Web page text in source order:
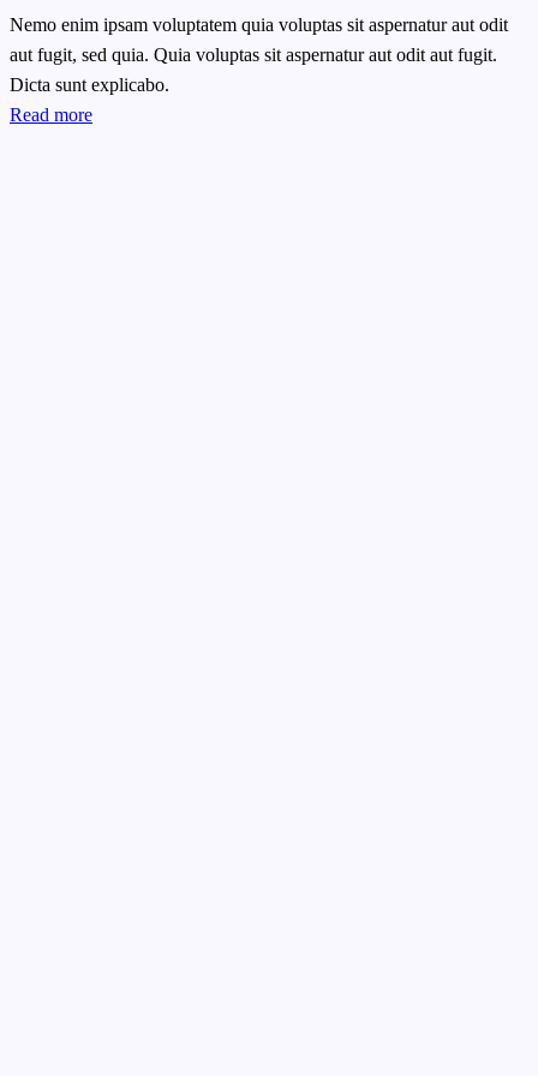
Nemo enim ipsam voluptatem quia voluptas sit aspernatur aut odit
aut fugit, sed quia. Quia voluptas sit aspernatur aut odit aut fugit.
Dicta sunt explicabo.
Read more